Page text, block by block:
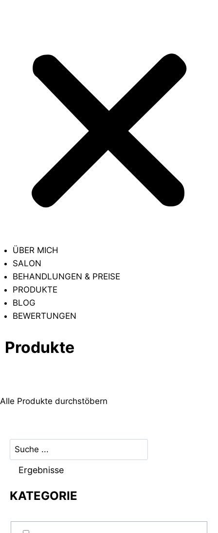
ÜBER MICH
SALON
BEHANDLUNGEN & PREISE
PRODUKTE
BLOG
BEWERTUNGEN
Produkte
Alle Produkte durchstöbern
Ergebnisse
KATEGORIE